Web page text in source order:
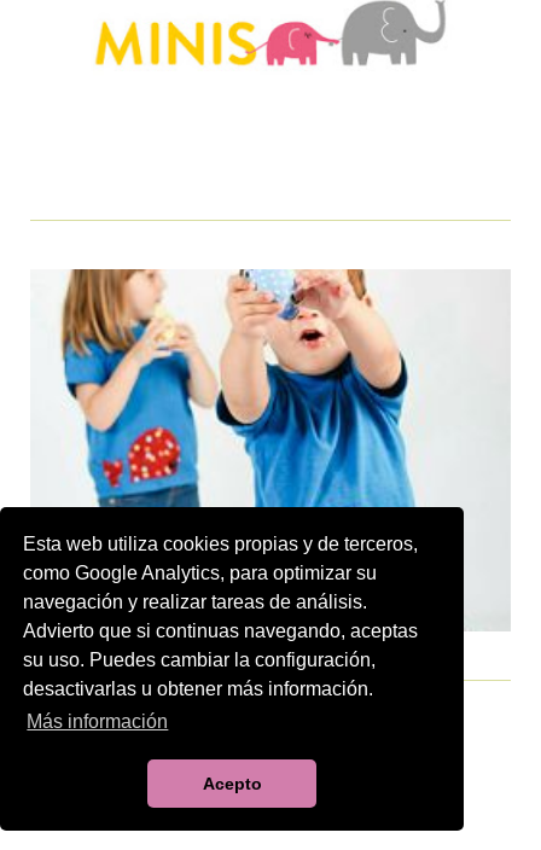
Esta web utiliza cookies propias y de terceros,
como Google Analytics, para optimizar su
navegación y realizar tareas de análisis.
Advierto que si continuas navegando, aceptas
su uso. Puedes cambiar la configuración,
desactivarlas u obtener más información.
Más información
Acepto